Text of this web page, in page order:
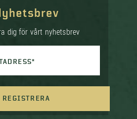
dig för vårt nyhetsbrev
REGISTRERA